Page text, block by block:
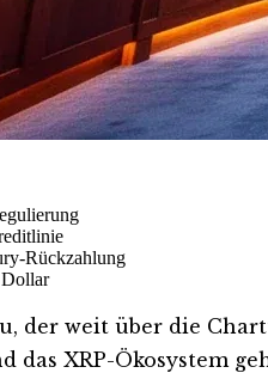
Rückzahlung
der weit über die
das XRP-Ökosystem